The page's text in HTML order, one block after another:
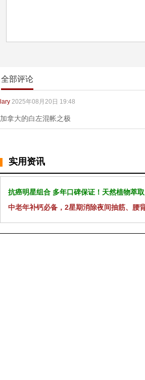
全部评论
lary 2025年08月20日 19:48
加拿大的白左混帐之极
实用资讯
抗癌明星组合 多年口碑保证！天然植物萃
中老年补钙必备，2星期消除夜间抽筋、腰